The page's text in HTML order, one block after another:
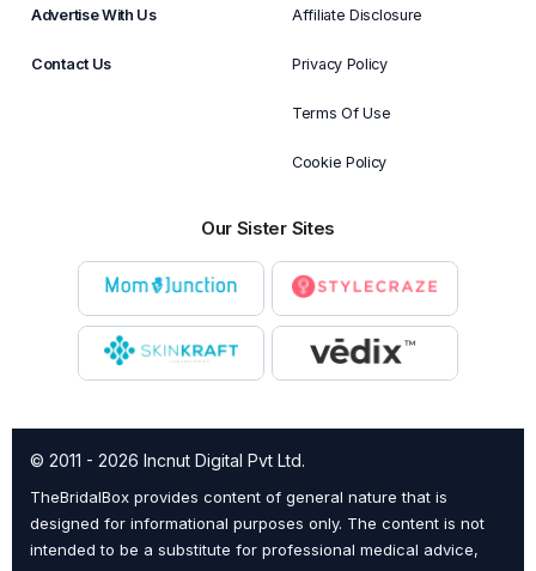
Advertise With Us
Contact Us
Affiliate Disclosure
Privacy Policy
Terms Of Use
Cookie Policy
Our Sister Sites
© 2011 - 2026 Incnut Digital Pvt Ltd.
TheBridalBox provides content of general nature that is
designed for informational purposes only. The content is not
intended to be a substitute for professional medical advice,